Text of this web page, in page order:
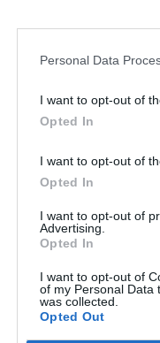
Personal Data
I want to opt-out of
Opted In
I want to opt-out of
Opted In
I want to opt-out of
Advertising.
Opted In
I want to opt-out of
of my Personal Data
was collected.
Opted Out